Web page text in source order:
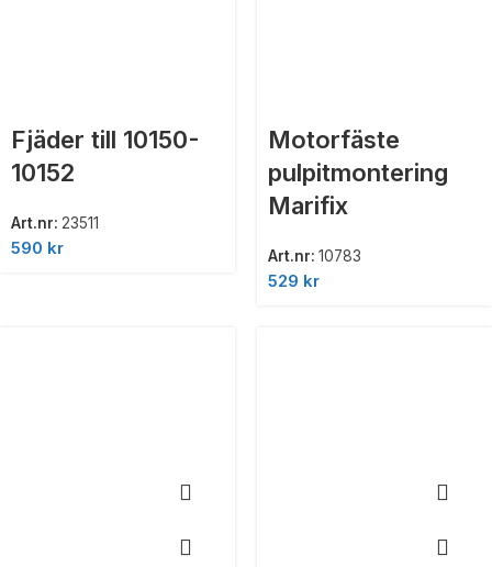
Fjäder till 10150-
10152
Art.nr: 23511
590 kr
Motorfäste
pulpitmontering
Marifix
Art.nr: 10783
529 kr